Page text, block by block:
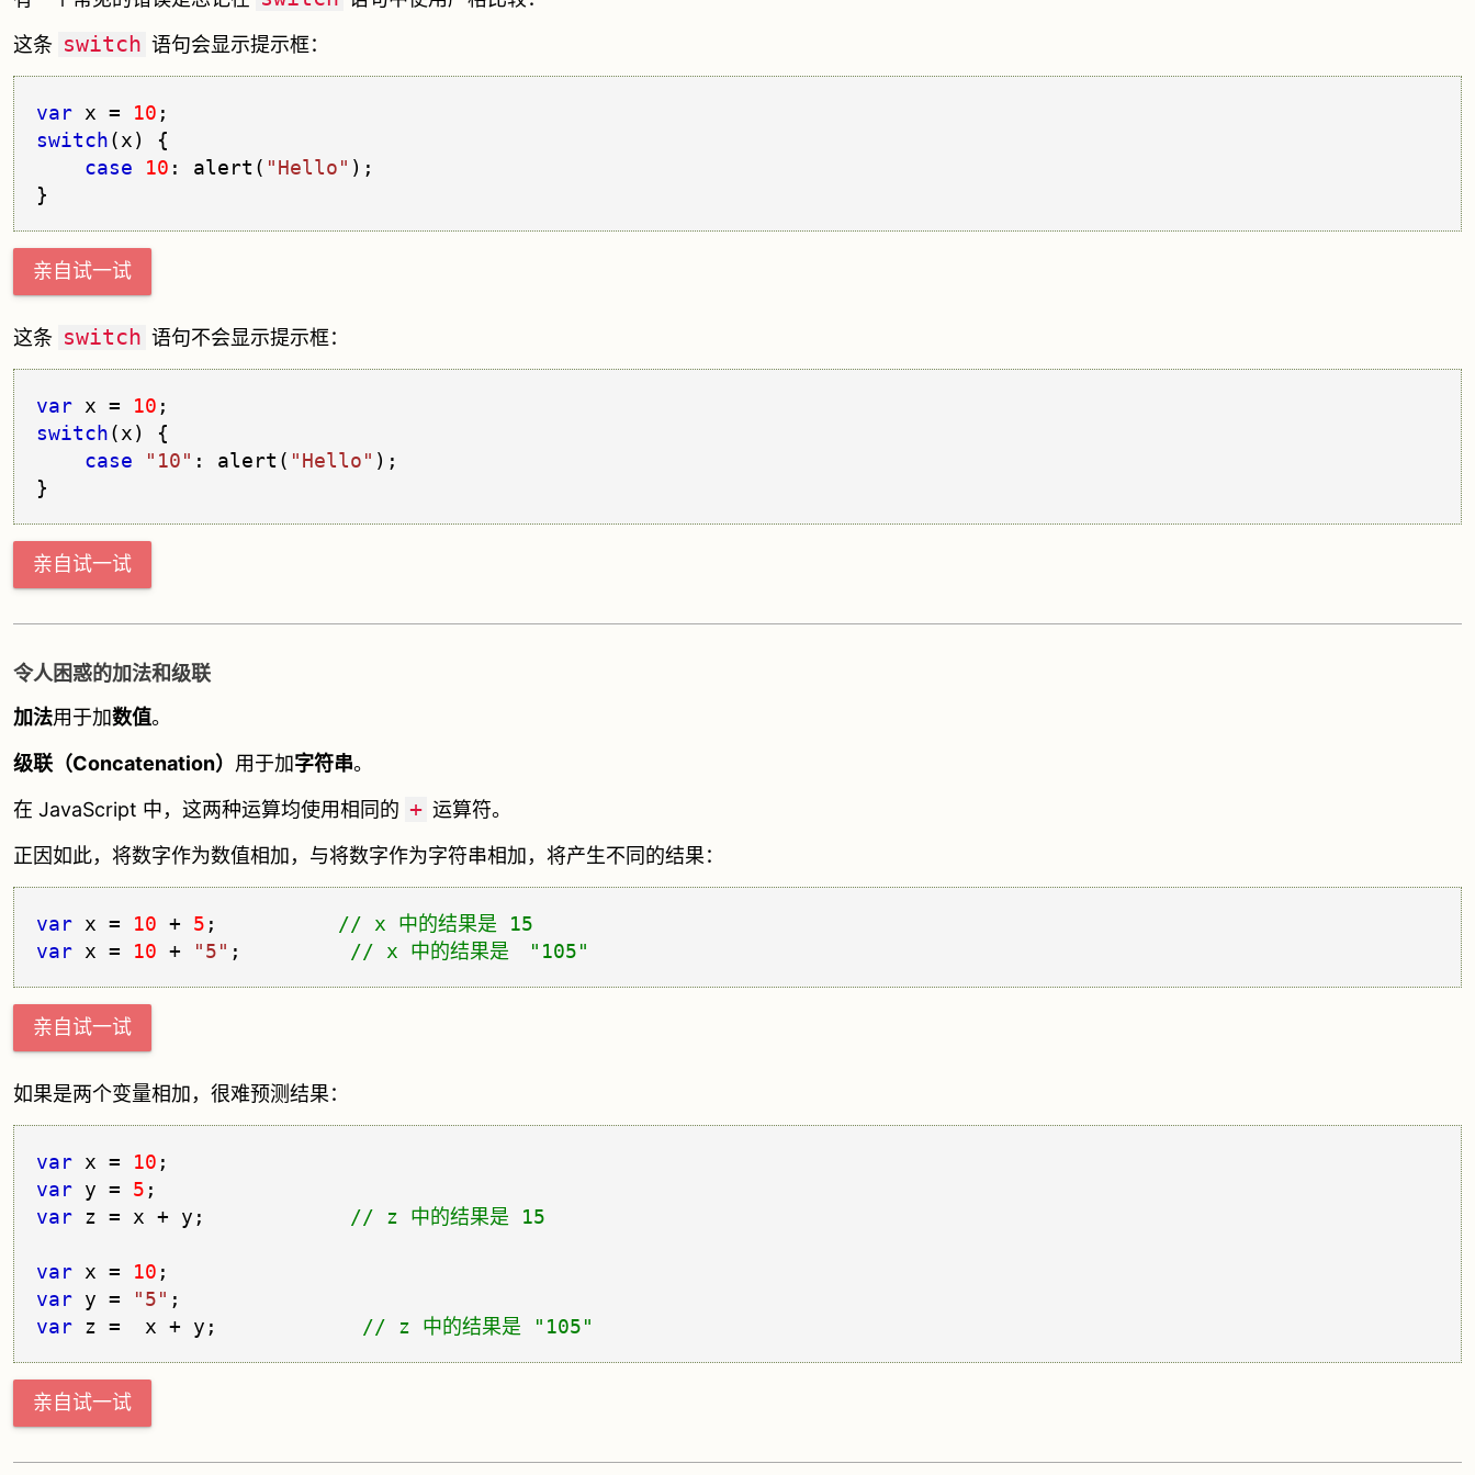
这条 switch 语句会显示提示框：
var x = 10
switch(x) {
case
10 : alert( "Hello" );
亲自试一试
这条 switch 语句不会显示提示框：
var x = 10
switch(x) {
case
"10" : alert( "Hello" );
亲自试一试
令人困惑的加法和级联
加法用于加数值。
级联（Concatenation） 用于加字符串。
在 JavaScript 中，这两种运算均使用相同的 + 运算符。
正因如此，将数字作为数值相加，与将数字作为字符串相加，将产生不同的结果：
var x = 10 + 5 ;
var x = 10 + "5" ;
亲自试一试
如果是两个变量相加，很难预测结果：
var x = 10
var y = 5
var z = x + y;
var x = 10
var y = "5"
var z =  x + y;
亲自试一试